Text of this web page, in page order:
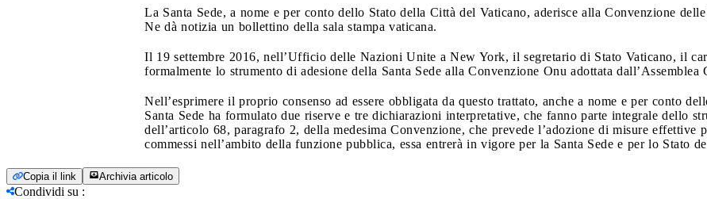
La Santa Sede, a nome e per conto dello Stato della Città del Vaticano, aderisce alla Convenzione
Ne dà notizia un bollettino della sala stampa vaticana.
Il 19 settembre 2016, nell’Ufficio delle Nazioni Unite a New York, il segretario di Stato Vaticano, il
formalmente lo strumento di adesione della Santa Sede alla Convenzione Onu adottata
Nell’esprimere il proprio consenso ad essere obbligata da questo trattato, anche a nome e per conto
Santa Sede ha formulato due riserve e tre dichiarazioni interpretative, che fanno parte integrale dello
dell’articolo 68, paragrafo 2, della medesima Convenzione, che prevede l’adozione di misure effettive
commessi nell’ambito della funzione pubblica, essa entrerà in vigore per la Santa Sede e per lo Stato
Copia il link Archivia articolo
Condividi su :